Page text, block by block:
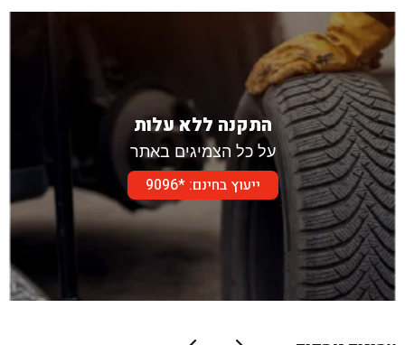
התקנה ללא עלות
על כל הצמיגים באתר
ייעוץ בחינם: *9096